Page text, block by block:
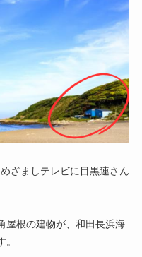
ざましテレビに目黒連さん
屋根の建物が、和田長浜海